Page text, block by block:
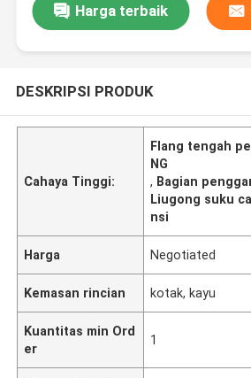
Harga terbaik
DESKRIPSI PRODUK
Cahaya Tinggi:
Flang tengah
NG
, Bagian
Liugong suku
nsi
Harga Negotiated
Kemasan rincian kotak, kayu
Kuantitas min Ord
er
1